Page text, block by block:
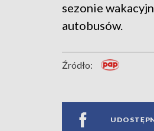
sezonie
autobusów.
Źródło: